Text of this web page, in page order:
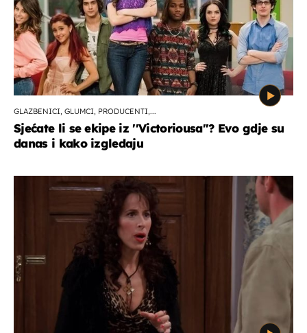
GLAZBENICI, GLUMCI, PRODUCENTI,...
Sjećate li se ekipe iz ''Victoriousa''? Evo gdje su
danas i kako izgledaju